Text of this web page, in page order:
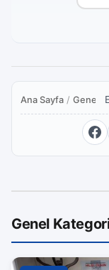
Ana Sayfa / Genel
Genel